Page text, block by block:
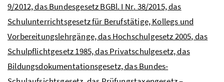
9/2012, das BundesgesetzBGBl. I Nr. 38/2015, das
Schulunterrichtsgesetz für Berufstätige, Kollegs und
Vorbereitungslehrgänge, das Hochschulgesetz 2005, das
Schulpflichtgesetz 1985, das Privatschulgesetz, das
Bildungsdokumentationsgesetz, das Bundes-